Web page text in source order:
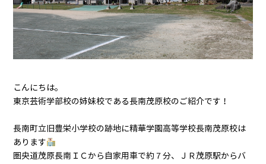
こんにちは。
東京芸術学部校の姉妹校である長南茂原校のご紹介です！
長南町立旧豊栄小学校の跡地に精華学園高等学校長南茂原校は
あります
圏央道茂原長南ＩＣから自家用車で約７分、ＪＲ茂原駅からバ